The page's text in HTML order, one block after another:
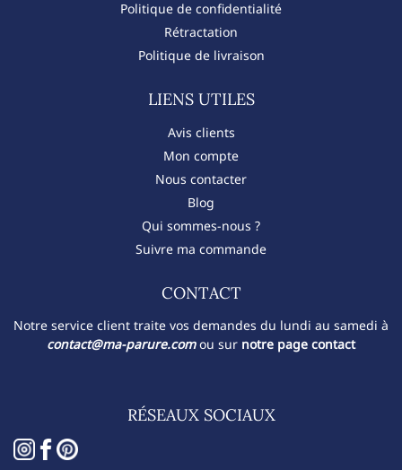
Politique de confidentialité
Rétractation
Politique de livraison
LIENS UTILES
Avis clients
Mon compte
Nous contacter
Blog
Qui sommes-nous ?
Suivre ma commande
CONTACT​
Notre service client traite vos demandes du lundi au samedi à
contact@ma-parure.comou sur notre page contact
RÉSEAUX SOCIAUX